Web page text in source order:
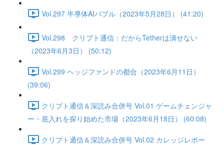
Vol.297 半導体AIバブル（2023年5月28日） (41:20)
Vol.298 クリプト通信：だからTetherは潰せない
（2023年6月3日） (50:12)
Vol.299 ヘッジファンドの都合（2023年6月11日）
(39:06)
クリプト通信＆深読み合併号 Vol.01 ゲームチェンジャ
ー・底入れを探り始めた市場（2023年6月18日） (60:08)
クリプト通信＆深読み合併号 Vol.02 カレッジレポー